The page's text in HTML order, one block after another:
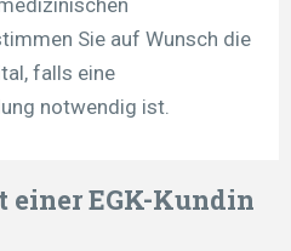
Sie auf Wunsch die
falls eine
notwendig ist.
EGK-Kundin